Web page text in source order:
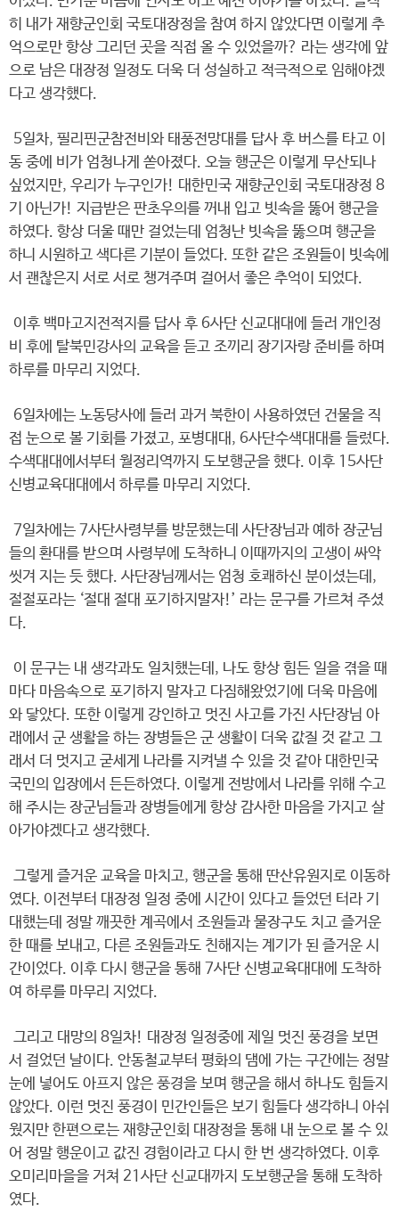
히 내가 재향군인회 국토대장정을 참여 하지 않았다면 이렇게 추
억으로만 항상 그리던 곳을 직접 올 수 있었을까? 라는 생각에 앞
으로 남은 대장정 일정도 더욱 더 성실하고 적극적으로 임해야겠
다고 생각했다.
5일차, 필리핀군참전비와 태풍전망대를 답사 후 버스를 타고 이
동 중에 비가 엄청나게 쏟아졌다. 오늘 행군은 이렇게 무산되나
싶었지만, 우리가 누구인가! 대한민국 재향군인회 국토대장정 8
기 아닌가! 지급받은 판초우의를 꺼내 입고 빗속을 뚫어 행군을
하였다. 항상 더울 때만 걸었는데 엄청난 빗속을 뚫으며 행군을
하니 시원하고 색다른 기분이 들었다. 또한 같은 조원들이 빗속에
서 괜찮은지 서로 서로 챙겨주며 걸어서 좋은 추억이 되었다.
이후 백마고지전적지를 답사 후 6사단 신교대대에 들러 개인정
비 후에 탈북민강사의 교육을 듣고 조끼리 장기자랑 준비를 하며
하루를 마무리 지었다.
6일차에는 노동당사에 들러 과거 북한이 사용하였던 건물을 직
접 눈으로 볼 기회를 가졌고, 포병대대, 6사단수색대대를 들렀다.
수색대대에서부터 월정리역까지 도보행군을 했다. 이후 15사단
신병교육대대에서 하루를 마무리 지었다.
7일차에는 7사단사령부를 방문했는데 사단장님과 예하 장군님
들의 환대를 받으며 사령부에 도착하니 이때까지의 고생이 싸악
씻겨 지는 듯 했다. 사단장님께서는 엄청 호쾌하신 분이셨는데,
절절포라는 ‘절대 절대 포기하지말자!’ 라는 문구를 가르쳐 주셨
다.
이 문구는 내 생각과도 일치했는데, 나도 항상 힘든 일을 겪을 때
마다 마음속으로 포기하지 말자고 다짐해왔었기에 더욱 마음에
와 닿았다. 또한 이렇게 강인하고 멋진 사고를 가진 사단장님 아
래에서 군 생활을 하는 장병들은 군 생활이 더욱 값질 것 같고 그
래서 더 멋지고 굳세게 나라를 지켜낼 수 있을 것 같아 대한민국
국민의 입장에서 든든하였다. 이렇게 전방에서 나라를 위해 수고
해 주시는 장군님들과 장병들에게 항상 감사한 마음을 가지고 살
아가야겠다고 생각했다.
그렇게 즐거운 교육을 마치고, 행군을 통해 딴산유원지로 이동하
였다. 이전부터 대장정 일정 중에 시간이 있다고 들었던 터라 기
대했는데 정말 깨끗한 계곡에서 조원들과 물장구도 치고 즐거운
한 때를 보내고, 다른 조원들과도 친해지는 계기가 된 즐거운 시
간이었다. 이후 다시 행군을 통해 7사단 신병교육대대에 도착하
여 하루를 마무리 지었다.
그리고 대망의 8일차! 대장정 일정중에 제일 멋진 풍경을 보면
서 걸었던 날이다. 안동철교부터 평화의 댐에 가는 구간에는 정말
눈에 넣어도 아프지 않은 풍경을 보며 행군을 해서 하나도 힘들지
않았다. 이런 멋진 풍경이 민간인들은 보기 힘들다 생각하니 아쉬
웠지만 한편으로는 재향군인회 대장정을 통해 내 눈으로 볼 수 있
어 정말 행운이고 값진 경험이라고 다시 한 번 생각하였다. 이후
오미리마을을 거쳐 21사단 신교대까지 도보행군을 통해 도착하
였다.